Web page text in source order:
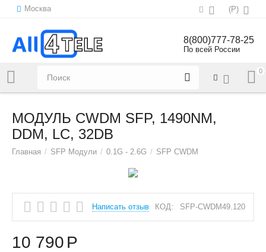
Москва (Р)
Напишите нам:sales@all4tele.com
8(800)777-78-25
По всей России
0
МОДУЛЬ CWDM SFP, 1490NM,
DDM, LC, 32DB
Главная / SFP Модули / 0.1G - 2.6G / SFP CWDM
Написать отзыв КОД: SFP-CWDM49.120
10 790 Р